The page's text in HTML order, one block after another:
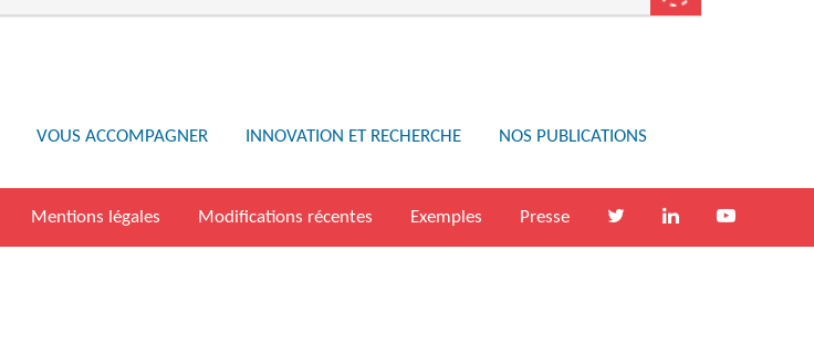
VOUS ACCOMPAGNER INNOVATION ET RECHERCHE NOS PUBLICATIONS
Mentions légales Modifications récentes Exemples Presse